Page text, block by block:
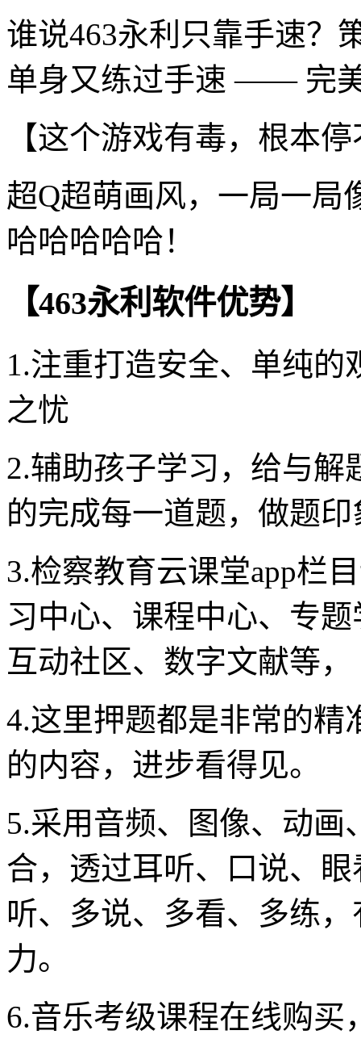
谁说463永利只靠手速？
单身又练过手速 —— 完
【这个游戏有毒，根本
超Q超萌画风，一局一局
哈哈哈哈哈！
【463永利软件优势】
1.注重打造安全、单纯
之忧
2.辅助孩子学习，给与
的完成每一道题，做题
3.检察教育云课堂app栏
习中心、课程中心、专
互动社区、数字文献等，
4.这里押题都是非常的精
的内容，进步看得见。
5.采用音频、图像、动
合，透过耳听、口说、
听、多说、多看、多练
力。
6.音乐考级课程在线购